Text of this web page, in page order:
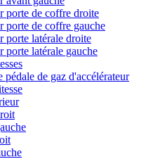
porte de coffre droite
porte de coffre gauche
porte latérale droite
porte latérale gauche
pédale de gaz d'accélérateur